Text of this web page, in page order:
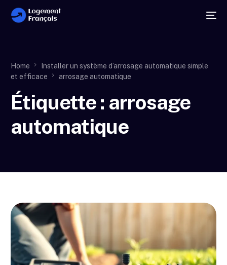
Home
Installer un système d’arrosage automatique simple
et efficace
arrosage automatique
Étiquette : arrosage
automatique